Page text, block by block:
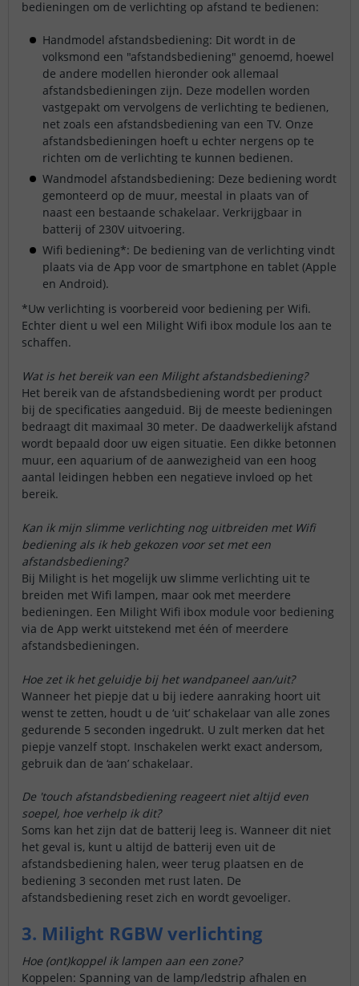
bedieningen om de verlichting op afstand te bedienen:
Handmodel afstandsbediening: Dit wordt in de
volksmond een "afstandsbediening" genoemd, hoewel
de andere modellen hieronder ook allemaal
afstandsbedieningen zijn. Deze modellen worden
vastgepakt om vervolgens de verlichting te bedienen,
net zoals een afstandsbediening van een TV. Onze
afstandsbedieningen hoeft u echter nergens op te
richten om de verlichting te kunnen bedienen.
Wandmodel afstandsbediening: Deze bediening wordt
gemonteerd op de muur, meestal in plaats van of
naast een bestaande schakelaar. Verkrijgbaar in
batterij of 230V uitvoering.
Wifi bediening*: De bediening van de verlichting vindt
plaats via de App voor de smartphone en tablet (Apple
en Android).
*Uw verlichting is voorbereid voor bediening per Wifi.
Echter dient u wel een Milight Wifi ibox module los aan te
schaffen.
Wat is het bereik van een Milight afstandsbediening?
Het bereik van de afstandsbediening wordt per product
bij de specificaties aangeduid. Bij de meeste bedieningen
bedraagt dit maximaal 30 meter. De daadwerkelijk afstand
wordt bepaald door uw eigen situatie. Een dikke betonnen
muur, een aquarium of de aanwezigheid van een hoog
aantal leidingen hebben een negatieve invloed op het
bereik.
Kan ik mijn slimme verlichting nog uitbreiden met Wifi
bediening als ik heb gekozen voor set met een
afstandsbediening?
Bij Milight is het mogelijk uw slimme verlichting uit te
breiden met Wifi lampen, maar ook met meerdere
bedieningen. Een Milight Wifi ibox module voor bediening
via de App werkt uitstekend met één of meerdere
afstandsbedieningen.
Hoe zet ik het geluidje bij het wandpaneel aan/uit?
Wanneer het piepje dat u bij iedere aanraking hoort uit
wenst te zetten, houdt u de ‘uit’ schakelaar van alle zones
gedurende 5 seconden ingedrukt. U zult merken dat het
piepje vanzelf stopt. Inschakelen werkt exact andersom,
gebruik dan de ‘aan’ schakelaar.
De 'touch afstandsbediening reageert niet altijd even
soepel, hoe verhelp ik dit?
Soms kan het zijn dat de batterij leeg is. Wanneer dit niet
het geval is, kunt u altijd de batterij even uit de
afstandsbediening halen, weer terug plaatsen en de
bediening 3 seconden met rust laten. De
afstandsbediening reset zich en wordt gevoeliger.
3. Milight RGBW verlichting
Hoe (ont)koppel ik lampen aan een zone?
Koppelen: Spanning van de lamp/ledstrip afhalen en